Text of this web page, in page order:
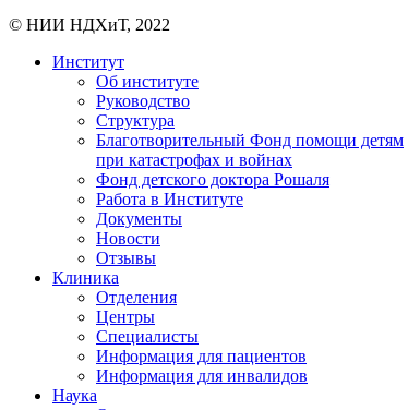
© НИИ НДХиТ, 2022
Институт
Об институте
Руководство
Структура
Благотворительный Фонд помощи детям
при катастрофах и войнах
Фонд детского доктора Рошаля
Работа в Институте
Документы
Новости
Отзывы
Клиника
Отделения
Центры
Специалисты
Информация для пациентов
Информация для инвалидов
Наука